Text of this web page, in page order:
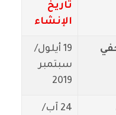
تاريخ
الإنشاء
19 أيلول/
سبتمبر
2019
24 آب/